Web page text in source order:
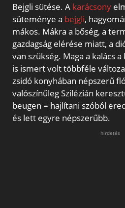
Bejgli sütése. A karácsony
süteménye a bejgli,
mákos. Mákra a bőség, a
gazdagság elérése miatt, a
van szükség. Maga a kalács
is ismert volt többféle
zsidó konyhában népszerű
valószínűleg Szilézián
beugen = hajlítani szóból
és lett egyre népszerűbb.
hirdetés